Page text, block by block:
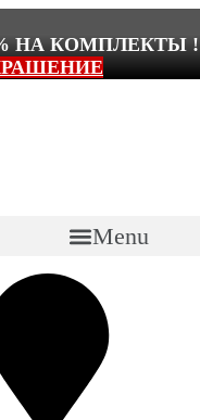
НА КОМПЛЕКТЫ !
Menu